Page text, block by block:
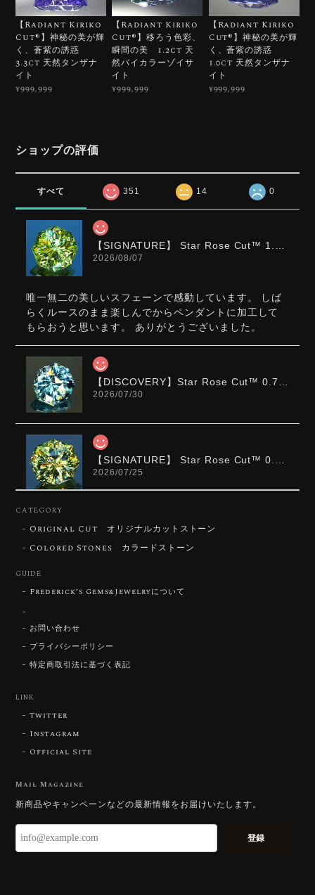
【Radiant Kiriko
Cut®︎】神秘の美が輝
く、蒼紫の誘惑
3.3ct 天然タンザナ
イト
¥999,999
【Radiant Kiriko
Cut®︎】移ろう色彩、
瞬間の美 1.2ct 天
然バイカラーゾイサ
イト
¥999,999
【Radiant Kiriko
Cut®︎】神秘の美が輝
く、蒼紫の誘惑
1.0ct 天然タンザナ
イト
¥999,999
ショップの評価
すべて 351 14 0
2026/08/07
唯一無二の美しいスフェーンで感動しています。 しば
らくルースのまま楽しんでからペンダントに加工して
もらおうと思います。 ありがとうございました。
2026/07/30
2026/07/25
2026/07/23
ずっと待ち望んでいたカットを運よく購入できて嬉し
る不思議なカットだと感じました。強い煌めきだけで
はないスフェーンの新たな一面を知ることができて感
「ウルウルとギラギラを一度に」——まさ
で、そう感じていただけたことがなにより
です。Star Rose Cut™ は中心から外へ広
がる構成で、スフェーン特有の強い分散を
やわらかく受け止めるようにしています。
CATEGORY
Original Cut オリジナルカットストーン
Colored Stones カラードストーン
GUIDE
Frederick’s Gems&Jewelryについて
お問い合わせ
プライバシーポリシー
特定商取引法に基づく表記
LINK
Twitter
Instagram
Official Site
Mail Magazine
新商品やキャンペーンなどの最新情報をお届けいたします。
登録